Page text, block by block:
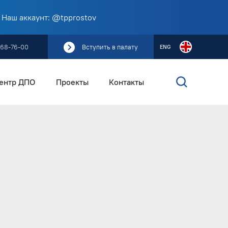
аккаунт: @tpprostov
76-00 Вступить в палату ENG
ДПО Проекты Контакты